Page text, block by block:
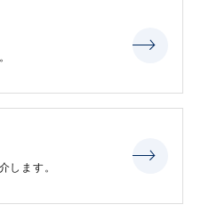
します。